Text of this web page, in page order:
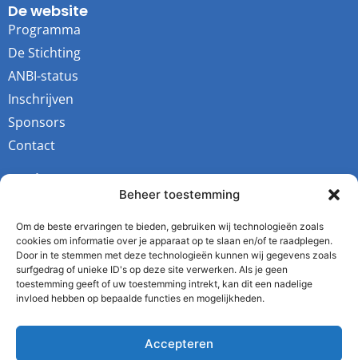
Beheer toestemming
Om de beste ervaringen te bieden, gebruiken wij technologieën zoals
cookies om informatie over je apparaat op te slaan en/of te raadplegen.
Door in te stemmen met deze technologieën kunnen wij gegevens zoals
surfgedrag of unieke ID's op deze site verwerken. Als je geen
toestemming geeft of uw toestemming intrekt, kan dit een nadelige
invloed hebben op bepaalde functies en mogelijkheden.
Accepteren
De website
Programma
De Stichting
ANBI-status
Inschrijven
Sponsors
Contact
Socials
Instagram
Facebook
Twitter
Kvk: 64343731